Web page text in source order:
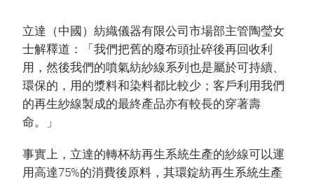
立達（中國）紡織儀器有限公司市場部主管陶瑩女
士解釋道：「我們把舊的廢布頭扯碎後再回收利
用，然後我們的噴氣紡紗線系列也是屬於可持續、
環保的，用的漿料和染料都比較少；客戶利用我們
的再生紗線製成的最終產品亦有較長的穿著壽
命。」
事實上，立達的轉杯紡再生系統生產的紗線可以運
用高達75%的消費後原料，其環錠紡再生系統生產